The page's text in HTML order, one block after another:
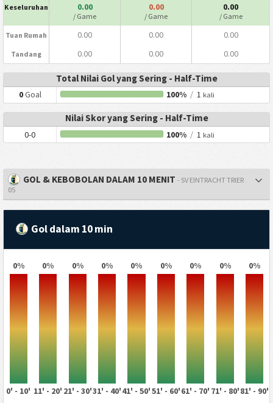
Keseluruhan 0.00
/ Game
0.00
/ Game
0.00
/ Game
Tuan Rumah 0.00 0.00 0.00
Tandang 0.00 0.00 0.00
Total Nilai Gol yang Sering - Half-Time
0Goal 100% / 1 kali
Nilai Skor yang Sering - Half-Time
0-0 100% / 1 kali
GOL & KEBOBOLAN DALAM 10 MENIT - SV EINTRACHT TRIER
05
Gol dalam 10 min
0% 0% 0% 0% 0% 0% 0% 0% 0%
0' - 10' 11' - 20' 21' - 30'31' - 40'41' - 50'51' - 60'61' - 70' 71' - 80'81' - 90'